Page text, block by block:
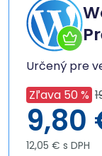
Určený pre
Zľava 50 %
9,80
12,05 € s DPH